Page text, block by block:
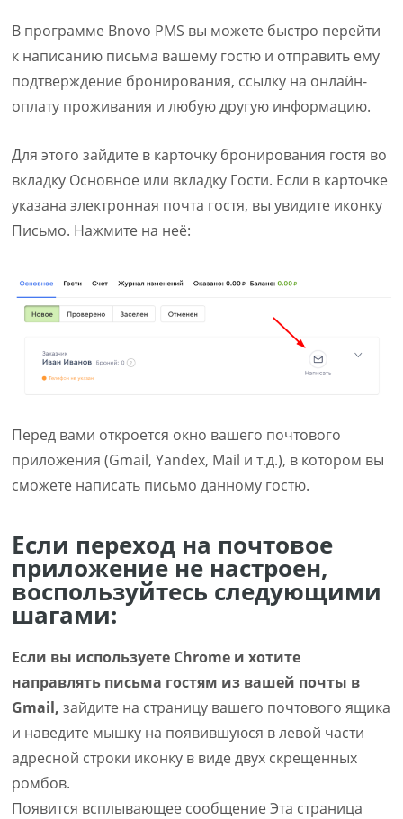
В программе Bnovo PMS вы можете быстро перейти
к написанию письма вашему гостю и отправить ему
подтверждение бронирования, ссылку на онлайн-
оплату проживания и любую другую информацию.
Для этого зайдите в карточку бронирования гостя во
вкладку Основное или вкладку Гости. Если в карточке
указана электронная почта гостя, вы увидите иконку
Письмо. Нажмите на неё:
Перед вами откроется окно вашего почтового
приложения (Gmail, Yandex, Mail и т.д.), в котором вы
сможете написать письмо данному гостю.
Если переход на почтовое
приложение не настроен,
воспользуйтесь следующими
шагами:
Если вы используете Chrome и хотите
направлять письма гостям из вашей почты в
Gmail, зайдите на страницу вашего почтового ящика
и наведите мышку на появившуюся в левой части
адресной строки иконку в виде двух скрещенных
ромбов.
Появится всплывающее сообщение Эта страница